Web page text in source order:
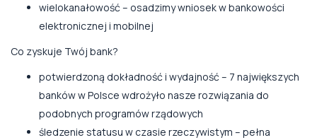
wielokanałowość – osadzimy wniosek w bankowości
elektronicznej i mobilnej
Co zyskuje Twój bank?
potwierdzoną dokładność i wydajność – 7 największych
banków w Polsce wdrożyło nasze rozwiązania do
podobnych programów rządowych
śledzenie statusu w czasie rzeczywistym – pełna